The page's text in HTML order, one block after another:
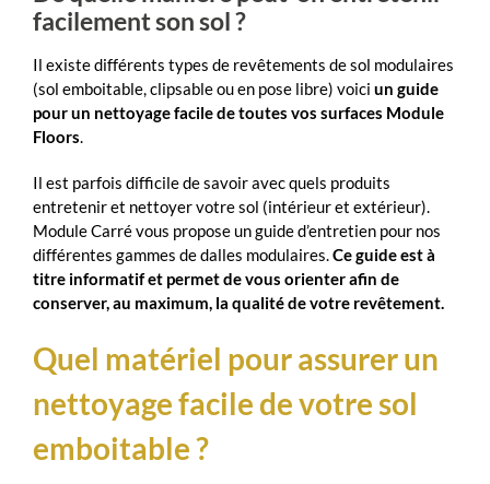
facilement son sol ?
Il existe différents types de revêtements de sol modulaires
(sol emboitable, clipsable ou en pose libre) voici un guide
pour un nettoyage facile de toutes vos surfaces Module
Floors.
Il est parfois difficile de savoir avec quels produits
entretenir et nettoyer votre sol (intérieur et extérieur).
Module Carré vous propose un guide d’entretien pour nos
différentes gammes de dalles modulaires.Ce guide est à
titre informatif et permet de vous orienter afin de
conserver, au maximum, la qualité de votre revêtement.
Quel matériel pour assurer un
nettoyage facile de votre sol
emboitable ?